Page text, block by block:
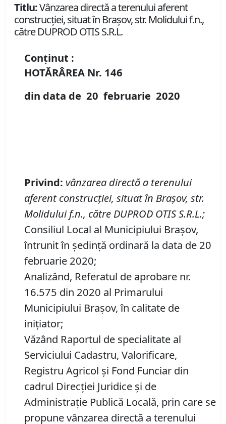
Titlu:Vânzarea directă a terenului aferent
construcției, situat în Brașov, str. Molidului f.n.,
către DUPROD OTIS S.R.L.
Conținut :
HOTĂRÂREA Nr. 146
din data de 20 februarie 2020
Privind: vânzarea directă a terenului
aferent construcției, situatîn Brașov, str.
Molidului f.n., către DUPROD OTIS S.R.L.;
Consiliul Local al Municipiului Brașov,
întrunit în ședință ordinară la data de 20
februarie 2020;
Analizând, Referatul de aprobare nr.
16.575 din 2020 al Primarului
Municipiului Brașov, în calitate de
inițiator;
Văzând Raportul de specialitate al
Serviciului Cadastru, Valorificare,
Registru Agricol şi Fond Funciar din
cadrul Direcţiei Juridice şi de
Administraţie Publică Locală, prin care se
propune vânzarea directă a terenului